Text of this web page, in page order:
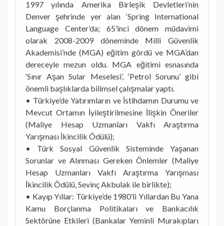
1997 yılında Amerika Birleşik Devletleri’nin
Denver şehrinde yer alan ‘Spring International
Language Center’da; 65’inci dönem müdavimi
olarak 2008-2009 döneminde Milli Güvenlik
Akademisi’nde (MGA) eğitim gördü ve MGA’dan
dereceyle mezun oldu. MGA eğitimi esnasında
‘Sınır Aşan Sular Meselesi’, ‘Petrol Sorunu’ gibi
önemli başlıklarda bilimsel çalışmalar yaptı.
• Türkiye’de Yatırımların ve İstihdamın Durumu ve
Mevcut Ortamın İyileştirilmesine İlişkin Öneriler
(Maliye Hesap Uzmanları Vakfı Araştırma
Yarışması İkincilik Ödülü);
• Türk Sosyal Güvenlik Sisteminde Yaşanan
Sorunlar ve Alınması Gereken Önlemler (Maliye
Hesap Uzmanları Vakfı Araştırma Yarışması
İkincilik Ödülü, Sevinç Akbulak ile birlikte);
• Kayıp Yıllar: Türkiye’de 1980’li Yıllardan Bu Yana
Kamu Borçlanma Politikaları ve Bankacılık
Sektörüne Etkileri (Bankalar Yeminli Murakıpları